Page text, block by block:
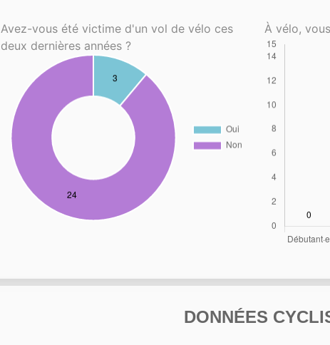
Avez-vous été victime d'un vol de vélo ces
deux dernières années ?
À vélo,
DONNÉES